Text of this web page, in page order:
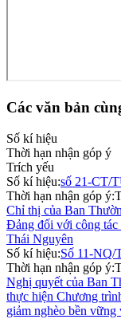
Các văn bản
Số kí hiệu
Thời hạn nhận góp ý
Trích yếu
Số kí hiệu:số 21-CT/
Thời hạn nhận góp ý:
Chỉ thị của Ban
Đảng đối với công tác
Thái Nguyên
Số kí hiệu:Số 11-NQ/
Thời hạn nhận góp ý:
Nghị quyết của Ban
thực hiện Chương
giảm nghèo bền